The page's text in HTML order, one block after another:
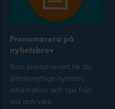
Prenumerera på
nyhetsbrev
Som prenumerant får du
allmännyttiga nyheter,
information och tips från
oss och våra